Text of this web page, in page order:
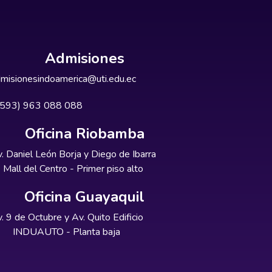
Admisiones
963 088 088
Oficina Riobamba
Daniel León Borja y Diego de Ibarra
Mall del Centro - Primer piso alto
Oficina Guayaquil
9 de Octubre y Av. Quito Edificio
INDUAUTO - Planta baja